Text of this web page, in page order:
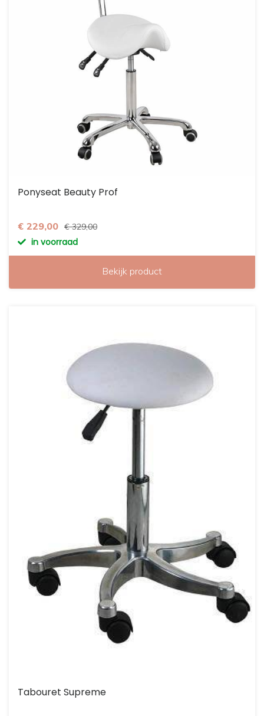
Ponyseat Beauty Prof
€ 229,00 € 329,00
in voorraad
Bekijk product
Tabouret Supreme